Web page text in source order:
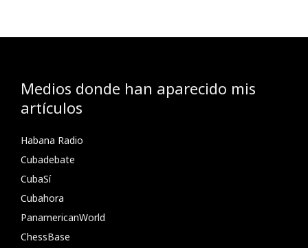
Medios donde han aparecido mis
artículos
Habana Radio
Cubadebate
CubaSí
Cubahora
PanamericanWorld
ChessBase